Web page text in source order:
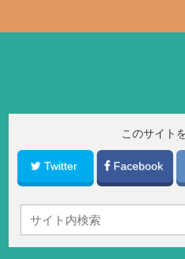
このサイト
Twitter Facebook